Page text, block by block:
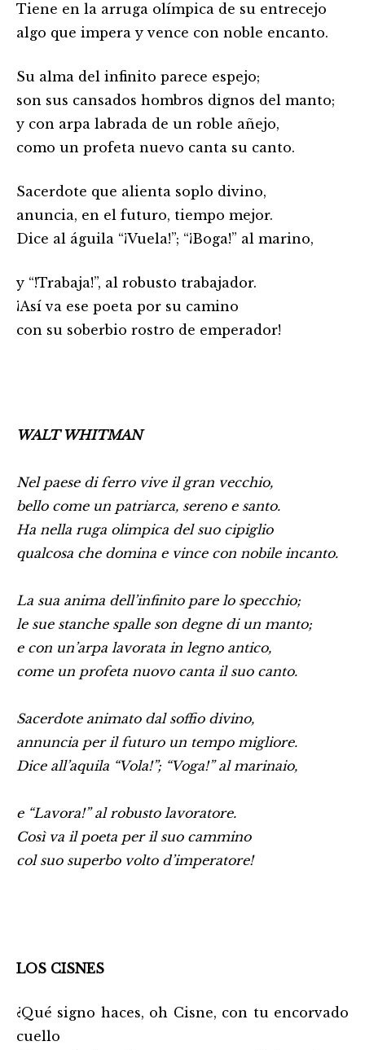
Tiene en la arruga olímpica de su entrecejo
algo que impera y vence con noble encanto.
Su alma del infinito parece espejo;
son sus cansados hombros dignos del manto;
y con arpa labrada de un roble añejo,
como un profeta nuevo canta su canto.
Sacerdote que alienta soplo divino,
anuncia, en el futuro, tiempo mejor.
Dice al águila “¡Vuela!”; “¡Boga!” al marino,
y “!Trabaja!”, al robusto trabajador.
¡Así va ese poeta por su camino
con su soberbio rostro de emperador!
WALT WHITMAN
Nel paese di ferro vive il gran vecchio,
bello come un patriarca, sereno e santo.
Ha nella ruga olimpica del suo cipiglio
qualcosa che domina e vince con nobile incanto.
La sua anima dell’infinito pare lo specchio;
le sue stanche spalle son degne di un manto;
e con un’arpa lavorata in legno antico,
come un profeta nuovo canta il suo canto.
Sacerdote animato dal soffio divino,
annuncia per il futuro un tempo migliore.
Dice all’aquila “Vola!”; “Voga!” al marinaio,
e “Lavora!” al robusto lavoratore.
Così va il poeta per il suo cammino
col suo superbo volto d’imperatore!
LOS CISNES
¿Qué signo haces, oh Cisne, con tu encorvado
cuello